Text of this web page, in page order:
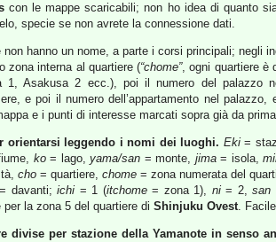
con le mappe scaricabili; non ho idea di quanto
specie se non avrete la connessione dati.
non hanno un nome, a parte i corsi principali; negli
zona interna al quartiere (“chome”, ogni quartiere è
1, Asakusa 2 ecc.), poi il numero del palazzo
e poi il numero dell’appartamento nel palazzo,
e i punti di interesse marcati sopra già da
orientarsi leggendo i nomi dei luoghi. Eki=
ko= lago,yama/san = monte, jima= isola,
cho = quartiere, chome = zona numerata del
davanti; ichi = 1 (itchome= zona 1), ni= 2, san
la zona 5 del quartiere di Shinjuku Ovest.
divise per stazione della Yamanote in senso